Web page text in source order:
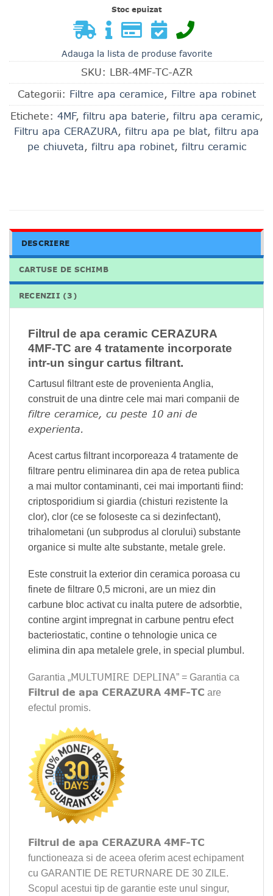
Stoc epuizat
Adauga la lista de produse favorite
SKU: LBR-4MF-TC-AZR
Categorii: Filtre apa ceramice, Filtre apa robinet
Etichete: 4MF, filtru apa baterie, filtru apa ceramic,
Filtru apa CERAZURA, filtru apa pe blat, filtru apa
pe chiuveta, filtru apa robinet, filtru ceramic
DESCRIERE
CARTUSE DE SCHIMB
RECENZII (3)
Filtrul de apa ceramic CERAZURA
4MF-TC are 4 tratamente incorporate
intr-un singur cartus filtrant.
Cartusul filtrant este de provenienta Anglia,
construit de una dintre cele mai mari companii de
filtre ceramice, cu peste 10 ani de
experienta.
Acest cartus filtrant incorporeaza 4 tratamente de
filtrare pentru eliminarea din apa de retea publica
a mai multor contaminanti, cei mai importanti fiind:
criptosporidium si giardia (chisturi rezistente la
clor), clor (ce se foloseste ca si dezinfectant),
trihalometani (un subprodus al clorului) substante
organice si multe alte substante, metale grele.
Este construit la exterior din ceramica poroasa cu
finete de filtrare 0,5 microni, are un miez din
carbune bloc activat cu inalta putere de adsorbtie,
contine argint impregnat in carbune pentru efect
bacteriostatic, contine o tehnologie unica ce
elimina din apa metalele grele, in special plumbul.
Garantia „MULTUMIRE DEPLINA” = Garantia ca
Filtrul de apa CERAZURA 4MF-TC are
efectul promis.
Filtrul de apa CERAZURA 4MF-TC
functioneaza si de aceea oferim acest echipament
cu GARANTIE DE RETURNARE DE 30 ZILE.
Scopul acestui tip de garantie este unul singur,